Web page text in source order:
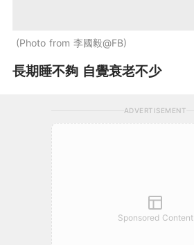
Photo from 李國毅@FB
長期睡不夠 自覺衰老不少
ADVERTISEMENT
Sponsored Content